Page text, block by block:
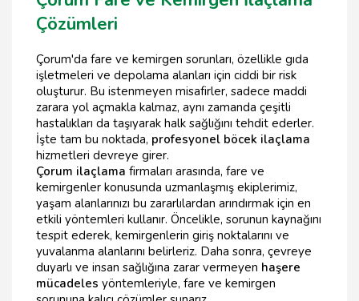
Çözümleri
Çorum'da fare ve kemirgen sorunları, özellikle gıda
işletmeleri ve depolama alanları için ciddi bir risk
oluşturur. Bu istenmeyen misafirler, sadece maddi
zarara yol açmakla kalmaz, aynı zamanda çeşitli
hastalıkları da taşıyarak halk sağlığını tehdit ederler.
İşte tam bu noktada, profesyonel böcek ilaçlama
hizmetleri devreye girer.
Çorum ilaçlama firmaları arasında, fare ve
kemirgenler konusunda uzmanlaşmış ekiplerimiz,
yaşam alanlarınızı bu zararlılardan arındırmak için en
etkili yöntemleri kullanır. Öncelikle, sorunun kaynağını
tespit ederek, kemirgenlerin giriş noktalarını ve
yuvalanma alanlarını belirleriz. Daha sonra, çevreye
duyarlı ve insan sağlığına zarar vermeyen haşere
mücadeles yöntemleriyle, fare ve kemirgen